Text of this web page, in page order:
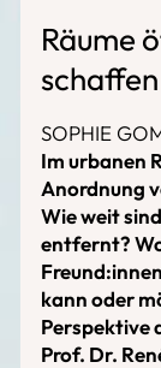
Räume
schaffen
SOPHIE
Im urbanen
Anordnung
Wie weit
entfernt?
kann oder
Perspektive
Prof. Dr.